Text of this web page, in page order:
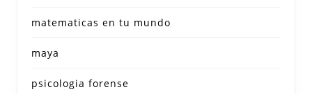
matematicas en tu mundo
maya
psicologia forense